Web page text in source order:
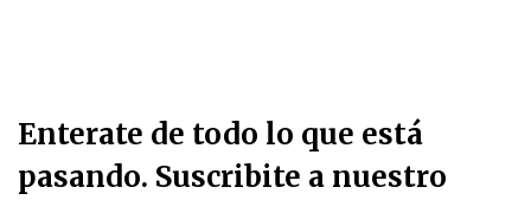
Enterate de todo lo que está
pasando. Suscribite a nuestro